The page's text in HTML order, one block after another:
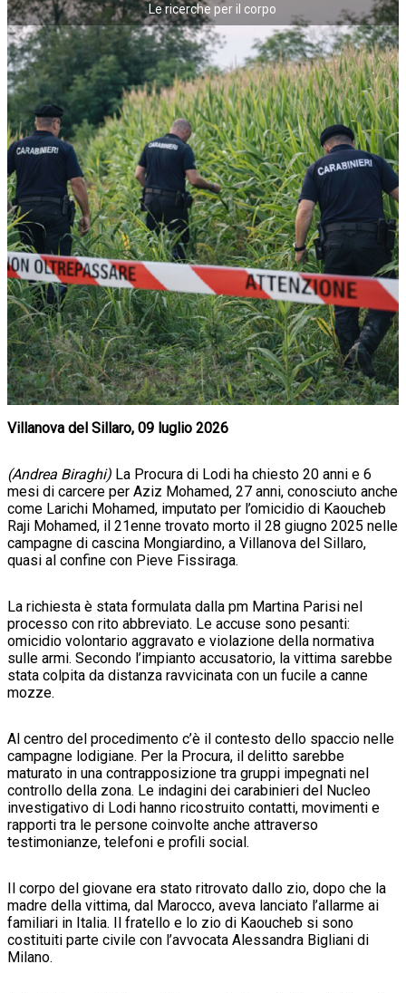
Le ricerche per il corpo
Villanova del Sillaro, 09 luglio 2026
(Andrea Biraghi) La Procura di Lodi ha chiesto 20 anni e 6
mesi di carcere per Aziz Mohamed, 27 anni, conosciuto anche
come Larichi Mohamed, imputato per l’omicidio di Kaoucheb
Raji Mohamed, il 21enne trovato morto il 28 giugno 2025 nelle
campagne di cascina Mongiardino, a Villanova del Sillaro,
quasi al confine con Pieve Fissiraga.
La richiesta è stata formulata dalla pm Martina Parisi nel
processo con rito abbreviato. Le accuse sono pesanti:
omicidio volontario aggravato e violazione della normativa
sulle armi. Secondo l’impianto accusatorio, la vittima sarebbe
stata colpita da distanza ravvicinata con un fucile a canne
mozze.
Al centro del procedimento c’è il contesto dello spaccio nelle
campagne lodigiane. Per la Procura, il delitto sarebbe
maturato in una contrapposizione tra gruppi impegnati nel
controllo della zona. Le indagini dei carabinieri del Nucleo
investigativo di Lodi hanno ricostruito contatti, movimenti e
rapporti tra le persone coinvolte anche attraverso
testimonianze, telefoni e profili social.
Il corpo del giovane era stato ritrovato dallo zio, dopo che la
madre della vittima, dal Marocco, aveva lanciato l’allarme ai
familiari in Italia. Il fratello e lo zio di Kaoucheb si sono
costituiti parte civile con l’avvocata Alessandra Bigliani di
Milano.